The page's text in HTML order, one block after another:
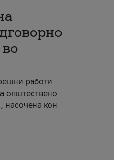
работи
општествено
насочена кон